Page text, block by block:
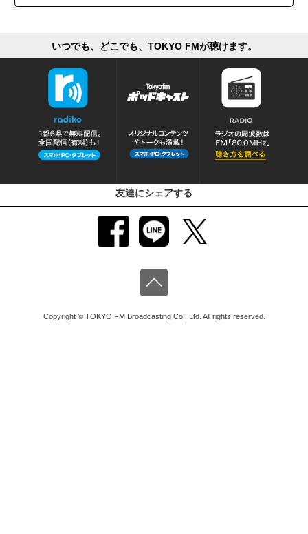
いつでも、どこでも、TOKYO FMが聴けます。
友達にシェアする
Copyright © TOKYO FM Broadcasting Co., Ltd. All rights reserved.